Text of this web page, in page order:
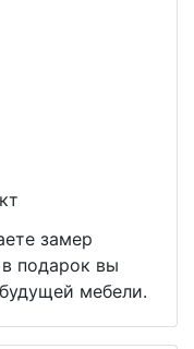
замер
подарок вы
мебели.